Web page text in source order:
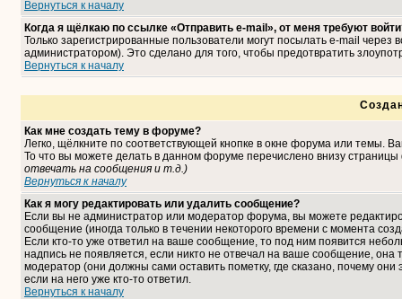
Вернуться к началу
Когда я щёлкаю по ссылке «Отправить e-mail», от меня требуют
Только зарегистрированные пользователи могут посылать e-mail
администратором). Это сделано для того, чтобы предотвратить
Вернуться к началу
Как мне создать тему в форуме?
Легко, щёлкните по соответствующей кнопке в окне форума или темы.
То что вы можете делать в данном форуме перечислено внизу
отвечать на сообщения и т.д.)
Вернуться к началу
Как я могу редактировать или удалить сообщение?
Если вы не администратор или модератор форума, вы можете
сообщение (иногда только в течении некоторого времени с момента
Если кто-то уже ответил на ваше сообщение, то под ним появится
надпись не появляется, если никто не отвечал на ваше сообщение,
модератор (они должны сами оставить пометку, где сказано, почему
если на него уже кто-то ответил.
Вернуться к началу